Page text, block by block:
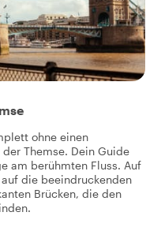
ohne einen
Themse. Dein Guide
am berühmten Fluss. Auf
die beeindruckenden
Brücken, die den